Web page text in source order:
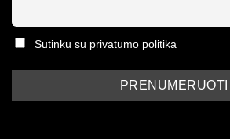
Sutinku su privatumo politika